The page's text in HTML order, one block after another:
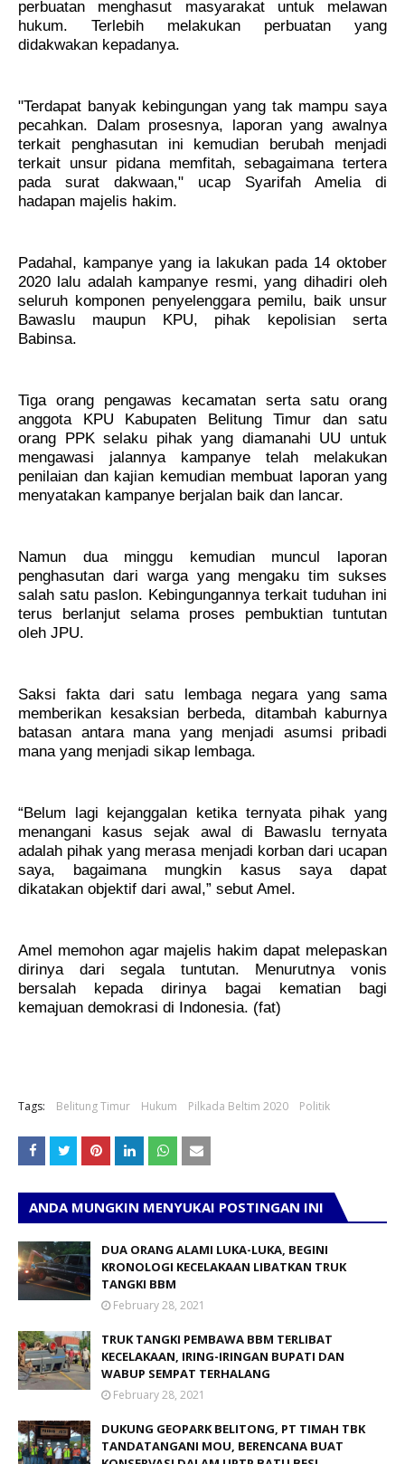
perbuatan menghasut masyarakat untuk melawan
hukum. Terlebih melakukan perbuatan yang
didakwakan kepadanya.
"Terdapat banyak kebingungan yang tak mampu saya
pecahkan. Dalam prosesnya, laporan yang awalnya
terkait penghasutan ini kemudian berubah menjadi
terkait unsur pidana memfitah, sebagaimana tertera
pada surat dakwaan," ucap Syarifah Amelia di
hadapan majelis hakim.
Padahal, kampanye yang ia lakukan pada 14 oktober
2020 lalu adalah kampanye resmi, yang dihadiri oleh
seluruh komponen penyelenggara pemilu, baik unsur
Bawaslu maupun KPU, pihak kepolisian serta
Babinsa.
Tiga orang pengawas kecamatan serta satu orang
anggota KPU Kabupaten Belitung Timur dan satu
orang PPK selaku pihak yang diamanahi UU untuk
mengawasi jalannya kampanye telah melakukan
penilaian dan kajian kemudian membuat laporan yang
menyatakan kampanye berjalan baik dan lancar.
Namun dua minggu kemudian muncul laporan
penghasutan dari warga yang mengaku tim sukses
salah satu paslon. Kebingungannya terkait tuduhan ini
terus berlanjut selama proses pembuktian tuntutan
oleh JPU.
Saksi fakta dari satu lembaga negara yang sama
memberikan kesaksian berbeda, ditambah kaburnya
batasan antara mana yang menjadi asumsi pribadi
mana yang menjadi sikap lembaga.
“Belum lagi kejanggalan ketika ternyata pihak yang
menangani kasus sejak awal di Bawaslu ternyata
adalah pihak yang merasa menjadi korban dari ucapan
saya, bagaimana mungkin kasus saya dapat
dikatakan objektif dari awal,” sebut Amel.
Amel memohon agar majelis hakim dapat melepaskan
dirinya dari segala tuntutan. Menurutnya vonis
bersalah kepada dirinya bagai kematian bagi
kemajuan demokrasi di Indonesia. (fat)
Tags: Belitung Timur Hukum Pilkada Beltim 2020 Politik
ANDA MUNGKIN MENYUKAI POSTINGAN INI
DUA ORANG ALAMI LUKA-LUKA, BEGINI
KRONOLOGI KECELAKAAN LIBATKAN TRUK
TANGKI BBM
February 28, 2021
TRUK TANGKI PEMBAWA BBM TERLIBAT
KECELAKAAN, IRING-IRINGAN BUPATI DAN
WABUP SEMPAT TERHALANG
February 28, 2021
DUKUNG GEOPARK BELITONG, PT TIMAH TBK
TANDATANGANI MOU, BERENCANA BUAT